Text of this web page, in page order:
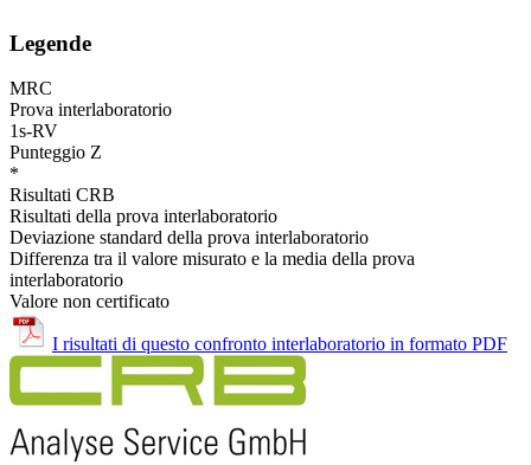
Legende
MRC
Prova interlaboratorio
1s-RV
Punteggio Z
*
Risultati CRB
Risultati della prova interlaboratorio
Deviazione standard della prova interlaboratorio
Differenza tra il valore misurato e la media della prova
interlaboratorio
Valore non certificato
I risultati di questo confronto interlaboratorio in formato PDF